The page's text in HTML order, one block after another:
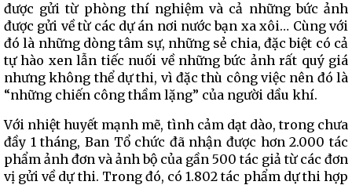
được gửi từ phòng thí nghiệm và cả những bức ảnh
được gửi về từ các dự án nơi nước bạn xa xôi… Cùng với
đó là những dòng tâm sự, những sẻ chia, đặc biệt có cả
tự hào xen lẫn tiếc nuối về những bức ảnh rất quý giá
nhưng không thể dự thi, vì đặc thù công việc nên đó là
“những chiến công thầm lặng” của người dầu khí.
Với nhiệt huyết mạnh mẽ, tình cảm dạt dào, trong chưa
đầy 1 tháng, Ban Tổ chức đã nhận được hơn 2.000 tác
phẩm ảnh đơn và ảnh bộ của gần 500 tác giả từ các đơn
vị gửi về dự thi. Trong đó, có 1.802 tác phẩm dự thi hợp